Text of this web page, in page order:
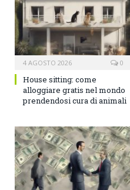
4 AGOSTO 2026 0
House sitting: come
alloggiare gratis nel mondo
prendendosi cura di animali